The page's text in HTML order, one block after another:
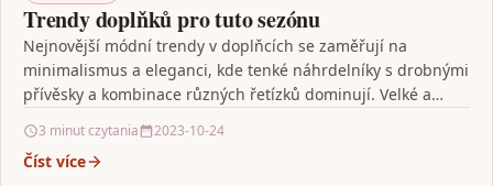
Trendy doplňků pro tuto sezónu
Nejnovější módní trendy v doplňcích se zaměřují na
minimalismus a eleganci, kde tenké náhrdelníky s drobnými
přívěsky a kombinace různých řetízků dominují. Velké a…
3 minut czytania 2023-10-24
Číst více